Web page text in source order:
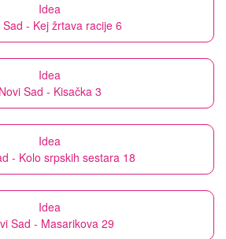
Idea
Sad - Kej žrtava racije 6
Idea
Novi Sad - Kisačka 3
Idea
- Kolo srpskih sestara 18
Idea
Sad - Masarikova 29